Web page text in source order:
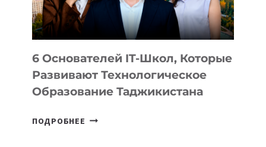
OPENAI
6 Основателей IT-Школ, Которые
Развивают Технологическое
Образование Таджикистана
ПОДРОБНЕЕ 6